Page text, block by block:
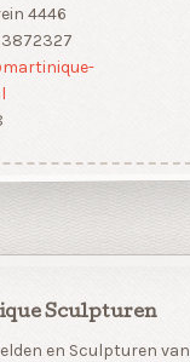
4446
3872327
Sculpturen
en Sculpturen van